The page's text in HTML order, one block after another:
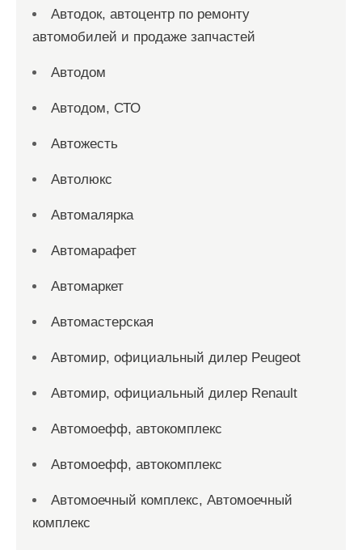
Автодок, автоцентр по ремонту
автомобилей и продаже запчастей
Автодом
Автодом, СТО
Автожесть
Автолюкс
Автомалярка
Автомарафет
Автомаркет
Автомастерская
Автомир, официальный дилер Peugeot
Автомир, официальный дилер Renault
Автомоефф, автокомплекс
Автомоефф, автокомплекс
Автомоечный комплекс, Автомоечный
комплекс